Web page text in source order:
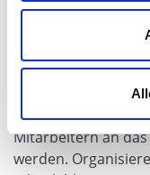
Highlights
Die Whistleblower
Entgegennahme
Mitarbeitern an
werden.